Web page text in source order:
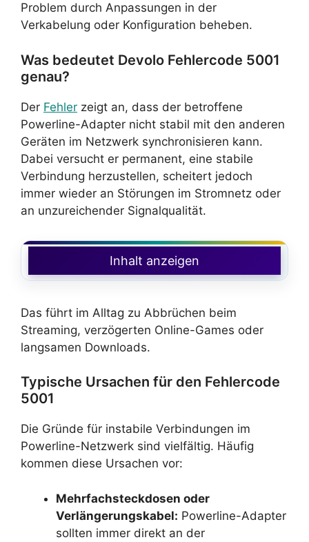
Problem durch Anpassungen in der
Verkabelung oder Konfiguration beheben.
Was bedeutet Devolo Fehlercode 5001
genau?
Der Fehler zeigt an, dass der betroffene
Powerline-Adapter nicht stabil mit den anderen
Geräten im Netzwerk synchronisieren kann.
Dabei versucht er permanent, eine stabile
Verbindung herzustellen, scheitert jedoch
immer wieder an Störungen im Stromnetz oder
an unzureichender Signalqualität.
Inhalt anzeigen
Das führt im Alltag zu Abbrüchen beim
Streaming, verzögerten Online-Games oder
langsamen Downloads.
Typische Ursachen für den Fehlercode
5001
Die Gründe für instabile Verbindungen im
Powerline-Netzwerk sind vielfältig. Häufig
kommen diese Ursachen vor:
Mehrfachsteckdosen oder
Verlängerungskabel: Powerline-Adapter
sollten immer direkt an der